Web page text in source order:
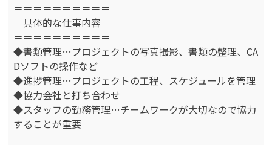
＝＝＝＝＝＝＝＝＝＝
具体的な仕事内容
＝＝＝＝＝＝＝＝＝＝
◆書類管理…プロジェクトの写真撮影、書類の整理、CA
Dソフトの操作など
◆進捗管理…プロジェクトの工程、スケジュールを管理
◆協力会社と打ち合わせ
◆スタッフの勤務管理…チームワークが大切なので協力
することが重要